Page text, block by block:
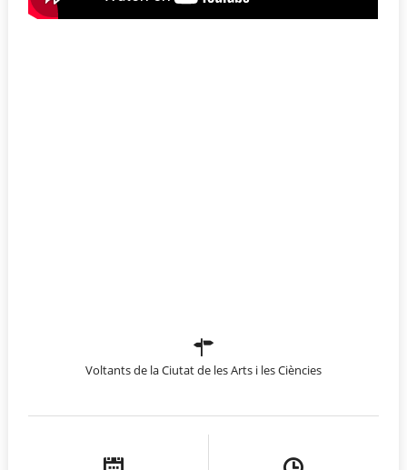
Voltants de la Ciutat de les Arts i les Ciències